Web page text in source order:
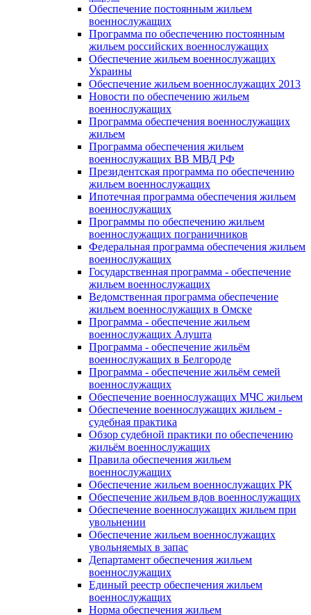
Обеспечение постоянным жильем
военнослужащих
Программа по обеспечению постоянным
жильем российских военнослужащих
Обеспечение жильем военнослужащих
Украины
Обеспечение жильем военнослужащих 2013
Новости по обеспечению жильем
военнослужащих
Программа обеспечения военнослужащих
жильем
Программа обеспечения жильем
военнослужащих ВВ МВД РФ
Президентская программа по обеспечению
жильем военнослужащих
Ипотечная программа обеспечения жильем
военнослужащих
Программы по обеспечению жильем
военнослужащих пограничников
Федеральная программа обеспечения жильем
военнослужащих
Государственная программа - обеспечение
жильем военнослужащих
Ведомственная программа обеспечение
жильем военнослужащих в Омске
Программа - обеспечение жильем
военнослужащих Алушта
Программа - обеспечение жильём
военнослужащих в Белгороде
Программа - обеспечение жильём семей
военнослужащих
Обеспечение военнослужащих МЧС жильем
Обеспечение военнослужащих жильем -
судебная практика
Обзор судебной практики по обеспечению
жильём военнослужащих
Правила обеспечения жильем
военнослужащих
Обеспечение жильем военнослужащих РК
Обеспечение жильем вдов военнослужащих
Обеспечение военнослужащих жильем при
увольнении
Обеспечение жильем военнослужащих
увольняемых в запас
Департамент обеспечения жильем
военнослужащих
Единый реестр обеспечения жильем
военнослужащих
Норма обеспечения жильем